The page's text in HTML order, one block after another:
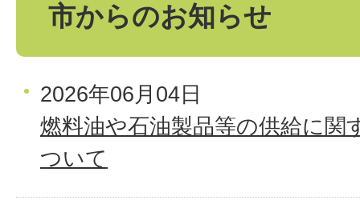
市からのお知らせ
2026年06月04日
燃料油や石油製品等の供給に関
ついて